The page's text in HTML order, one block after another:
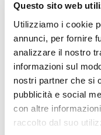
Questo sito web
Utilizziamo i cookie
annunci, per fornire
analizzare il nostro
informazioni sul
nostri partner che si
pubblicità e social
con altre
raccolto dal suo
Play